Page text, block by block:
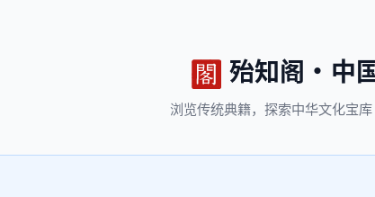
殆知阁 · 中
浏览传统典籍， 探索中华文化宝库